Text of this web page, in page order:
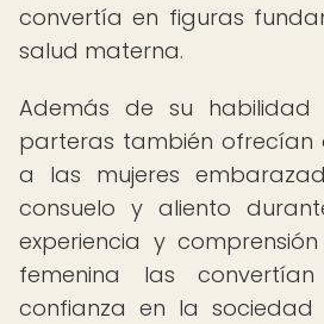
convertía en figuras
salud materna.
Además de su
parteras también ofrecían
a las mujeres
consuelo y aliento
experiencia y
femenina las
confianza en la